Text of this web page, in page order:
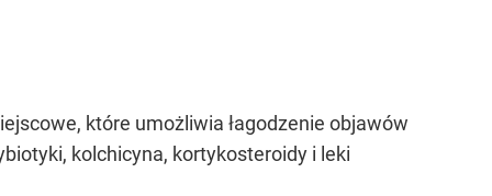
które umożliwia łagodzenie objawów
kolchicyna, kortykosteroidy i leki